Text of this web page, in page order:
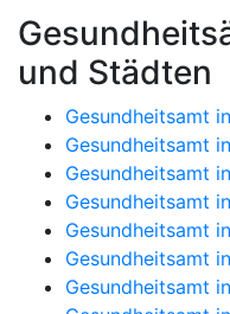
und Städten
Gesundheitsamt
Gesundheitsamt
Gesundheitsamt
Gesundheitsamt
Gesundheitsamt
Gesundheitsamt
Gesundheitsamt